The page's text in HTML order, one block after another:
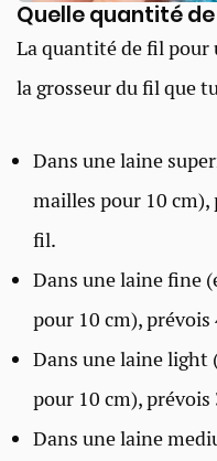
Quelle quantité
La quantité de fil
la grosseur du fil que
Dans une laine
mailles pour 10 cm),
fil.
Dans une laine fine
pour 10 cm),
Dans une laine light
pour 10 cm),
Dans une laine